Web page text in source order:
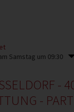
Samstag um 09:30
-
-